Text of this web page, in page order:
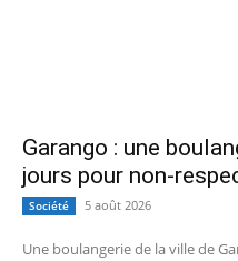
Garango : une
jours pour non-
Société 5 août 2026
Une boulangerie de la ville de